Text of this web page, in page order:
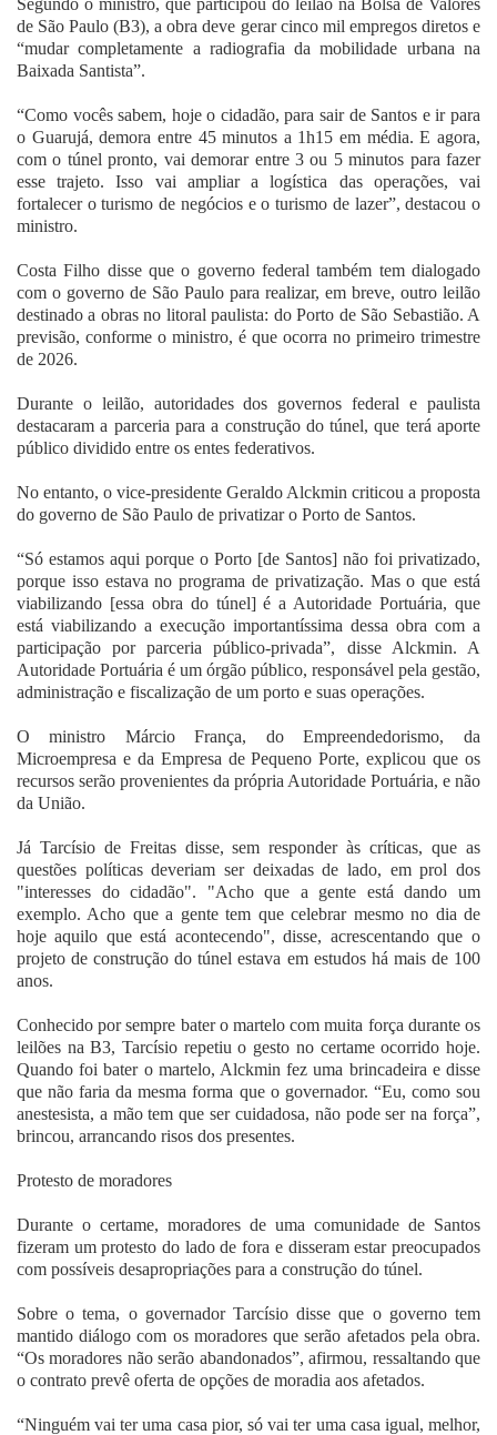
de São Paulo (B3), a obra deve gerar cinco mil empregos diretos e
“mudar completamente a radiografia da mobilidade urbana na
Baixada Santista”.
“Como vocês sabem, hoje o cidadão, para sair de Santos e ir para
o Guarujá, demora entre 45 minutos a 1h15 em média. E agora,
com o túnel pronto, vai demorar entre 3 ou 5 minutos para fazer
esse trajeto. Isso vai ampliar a logística das operações, vai
fortalecer o turismo de negócios e o turismo de lazer”, destacou o
ministro.
Costa Filho disse que o governo federal também tem dialogado
com o governo de São Paulo para realizar, em breve, outro leilão
destinado a obras no litoral paulista: do Porto de São Sebastião. A
previsão, conforme o ministro, é que ocorra no primeiro trimestre
de 2026.
Durante o leilão, autoridades dos governos federal e paulista
destacaram a parceria para a construção do túnel, que terá aporte
público dividido entre os entes federativos.
No entanto, o vice-presidente Geraldo Alckmin criticou a proposta
do governo de São Paulo de privatizar o Porto de Santos.
“Só estamos aqui porque o Porto [de Santos] não foi privatizado,
porque isso estava no programa de privatização. Mas o que está
viabilizando [essa obra do túnel] é a Autoridade Portuária, que
está viabilizando a execução importantíssima dessa obra com a
participação por parceria público-privada”, disse Alckmin. A
Autoridade Portuária é um órgão público, responsável pela gestão,
administração e fiscalização de um porto e suas operações.
O ministro Márcio França, do Empreendedorismo, da
Microempresa e da Empresa de Pequeno Porte, explicou que os
recursos serão provenientes da própria Autoridade Portuária, e não
da União.
Já Tarcísio de Freitas disse, sem responder às críticas, que as
questões políticas deveriam ser deixadas de lado, em prol dos
"interesses do cidadão". "Acho que a gente está dando um
exemplo. Acho que a gente tem que celebrar mesmo no dia de
hoje aquilo que está acontecendo", disse, acrescentando que o
projeto de construção do túnel estava em estudos há mais de 100
anos.
Conhecido por sempre bater o martelo com muita força durante os
leilões na B3, Tarcísio repetiu o gesto no certame ocorrido hoje.
Quando foi bater o martelo, Alckmin fez uma brincadeira e disse
que não faria da mesma forma que o governador. “Eu, como sou
anestesista, a mão tem que ser cuidadosa, não pode ser na força”,
brincou, arrancando risos dos presentes.
Protesto de moradores
Durante o certame, moradores de uma comunidade de Santos
fizeram um protesto do lado de fora e disseram estar preocupados
com possíveis desapropriações para a construção do túnel.
Sobre o tema, o governador Tarcísio disse que o governo tem
mantido diálogo com os moradores que serão afetados pela obra.
“Os moradores não serão abandonados”, afirmou, ressaltando que
o contrato prevê oferta de opções de moradia aos afetados.
“Ninguém vai ter uma casa pior, só vai ter uma casa igual, melhor,